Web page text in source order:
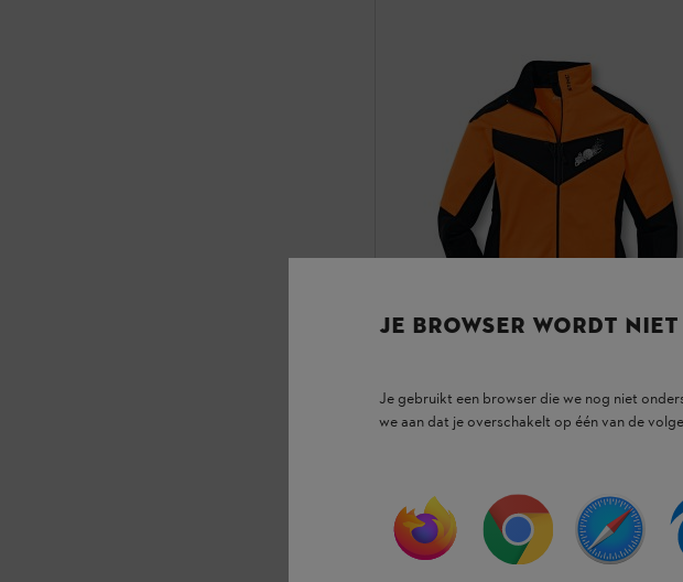
Bosjassen / werkshirts
Zeer elastisch functioneel fleecejack met
signaalkleur
JE BROWSER WORDT
Je gebruikt een browser die we nog niet
we aan dat je overschakelt op één van de